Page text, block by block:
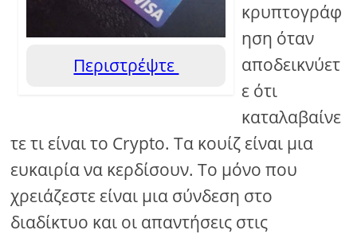
Περιστρέψτε
κρυπτογράφ
ηση όταν
αποδεικνύετ
ε ότι
καταλαβαίνε
τε τι είναι το Crypto. Τα κουίζ είναι μια
ευκαιρία να κερδίσουν. Το μόνο που
χρειάζεστε είναι μια σύνδεση στο
διαδίκτυο και οι απαντήσεις στις